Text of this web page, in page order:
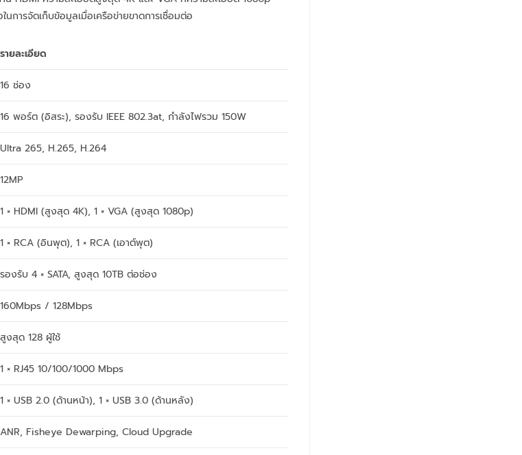
การจัดเก็บข้อมูลเมื่อเครือข่ายขาดการเชื่อมต่อ
รายละเอียด
16 ช่อง
16 พอร์ต (อิสระ), รองรับ IEEE 802.3at, กำลังไฟรวม 150W
Ultra 265, H.265, H.264
12MP
1 × HDMI (สูงสุด 4K), 1 × VGA (สูงสุด 1080p)
1 × RCA (อินพุต), 1 × RCA (เอาต์พุต)
รองรับ 4 × SATA, สูงสุด 10TB ต่อช่อง
160Mbps / 128Mbps
สูงสุด 128 ผู้ใช้
1 × RJ45 10/100/1000 Mbps
1 × USB 2.0 (ด้านหน้า), 1 × USB 3.0 (ด้านหลัง)
ANR, Fisheye Dewarping, Cloud Upgrade